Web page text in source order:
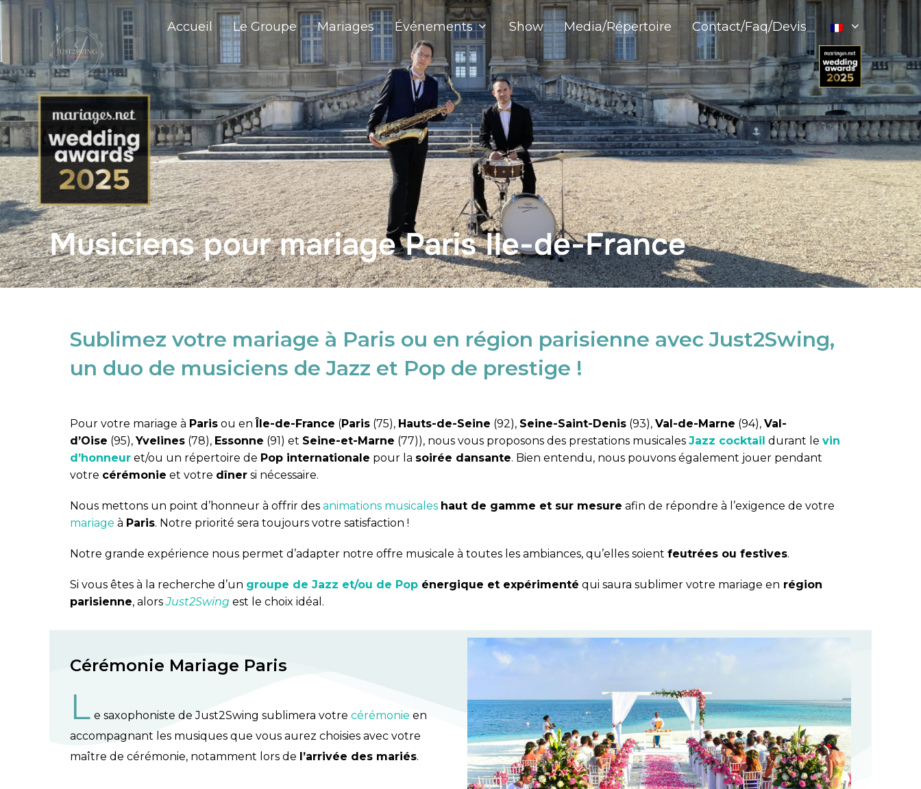
Accueil Le Groupe Mariages Événements Show Media/Répertoire Contact/Faq/Devis
Musiciens pour mariage Paris Ile-de-France
Sublimez votre mariage à Paris ou en région parisienne avec Just2Swing,
un duo de musiciens de Jazz et Pop de prestige !
Pour votre mariage à Paris ou enÎle-de-France (Paris (75), Hauts-de-Seine (92), Seine-Saint-Denis (93), Val-de-Marne (94), Val-
d’Oise (95),Yvelines (78), Essonne (91) et Seine-et-Marne (77)), nous vous proposons des prestations musicales Jazz cocktail durant le vin
d’honneur et/ou un répertoire de Pop internationale pour la soirée dansante. Bien entendu, nous pouvons également jouer pendant
votre cérémonie et votre dîner si nécessaire.
Nous mettons un point d’honneur à offrir des animations musicales haut de gamme et sur mesure afin de répondre à l’exigence de votre
mariage à Paris. Notre priorité sera toujours votre satisfaction !
Notre grande expérience nous permet d’adapter notre offre musicale à toutes les ambiances, qu’elles soient feutrées ou festives.
Si vous êtes à la recherche d’un groupe de Jazz et/ou de Pop énergique et expérimenté qui saura sublimer votre mariage en région
parisienne, alorsJust2Swing est le choix idéal.
Cérémonie Mariage Paris
L e saxophoniste de Just2Swing sublimera votre cérémonie en
accompagnant les musiques que vous aurez choisies avec votre
maître de cérémonie, notamment lors de l’arrivée des mariés.